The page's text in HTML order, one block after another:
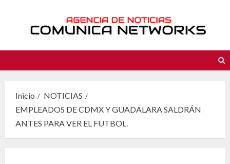
contenido
Inicio
NOTICIAS
EMPLEADOS DE CDMX Y GUADALARA SALDRÁN
ANTES PARA VER EL FUTBOL.